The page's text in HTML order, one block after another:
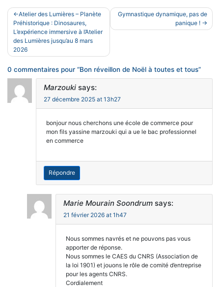
Navigation
de
l’article
Atelier des Lumières – Planète
Préhistorique : Dinosaures,
L’expérience immersive à l’Atelier
des Lumières jusqu’au 8 mars
2026
Gymnastique dynamique, pas de
panique !
0 commentaires pour “Bon réveillon de Noël à toutes et tous”
Marzouki says:
27 décembre 2025 at 13h27
bonjour nous cherchons une école de commerce pour
mon fils yassine marzouki qui a ue le bac professionnel
en commerce
Répondre
Marie Mourain Soondrum says:
21 février 2026 at 1h47
Nous sommes navrés et ne pouvons pas vous
apporter de réponse.
Nous sommes le CAES du CNRS (Association de
la loi 1901) et jouons le rôle de comité d’entreprise
pour les agents CNRS.
Cordialement